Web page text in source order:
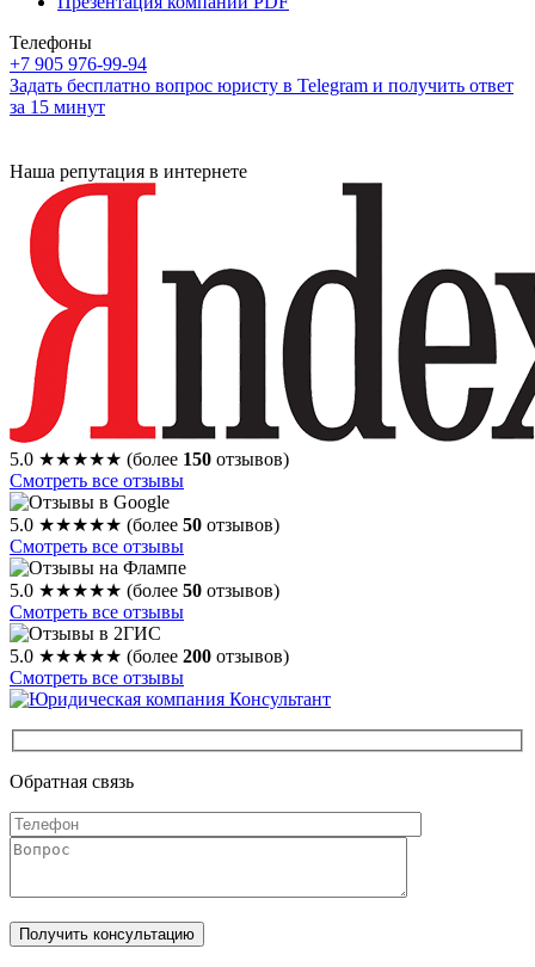
Телефоны
+7 905 976-99-94
Задать бесплатно вопрос юристу в Telegram и получить ответ
за 15 минут
Наша репутация в интернете
5.0 ★★★★★ (более 150 отзывов)
Смотреть все отзывы
5.0 ★★★★★ (более 50 отзывов)
Смотреть все отзывы
5.0 ★★★★★ (более 50 отзывов)
Смотреть все отзывы
5.0 ★★★★★ (более 200 отзывов)
Смотреть все отзывы
Обратная связь